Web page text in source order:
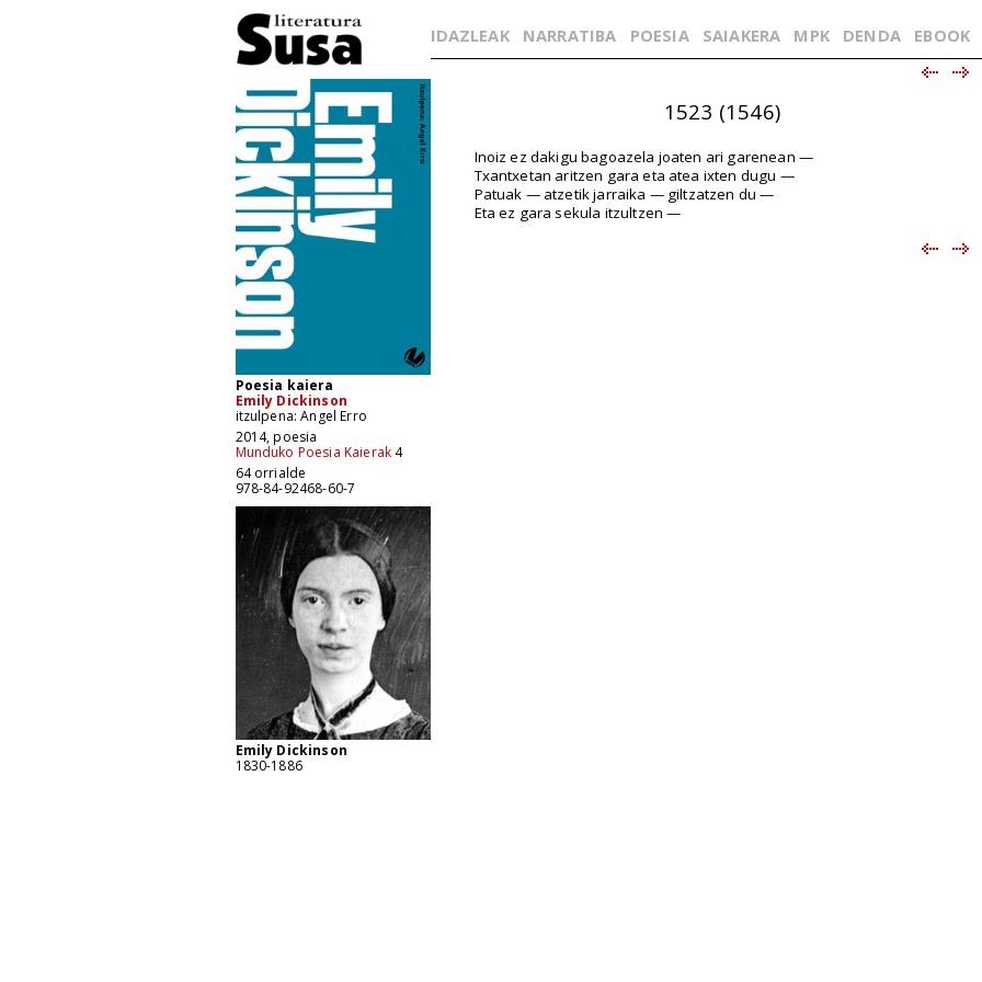
Poesia kaiera
Emily Dickinson
itzulpena: Angel Erro
2014, poesia
Munduko Poesia Kaierak 4
64 orrialde
978-84-92468-60-7
Emily Dickinson
1830-1886
IDAZLEAK NARRATIBA POESIA SAIAKERA MPK DENDA EBOOK
1523 (1546)
Inoiz ez dakigu bagoazela joaten ari garenean —
Txantxetan aritzen gara eta atea ixten dugu —
Patuak — atzetik jarraika — giltzatzen du —
Eta ez gara sekula itzultzen —